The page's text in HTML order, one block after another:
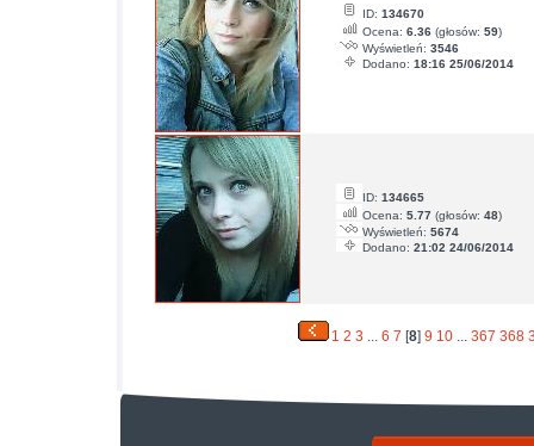
ID: 134670
Ocena: 6.36 (głosów: 59)
Wyświetleń: 3546
Dodano: 18:16 25/06/2014
ID: 134665
Ocena: 5.77 (głosów: 48)
Wyświetleń: 5674
Dodano: 21:02 24/06/2014
1 2 3 ...6 7 [8]9 10 ...367 368